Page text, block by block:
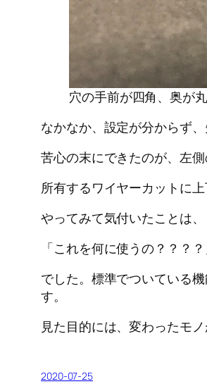
穴の手前が四角、奥が
なかなか、設定が分からず
苦心の末にできたのが、左
所有するワイヤーカットに
やってみて気付いたことは、
「これを何に使うの？？？？
でした。標準でついている
す。
見た目的には、変わったモ
2020-07-25